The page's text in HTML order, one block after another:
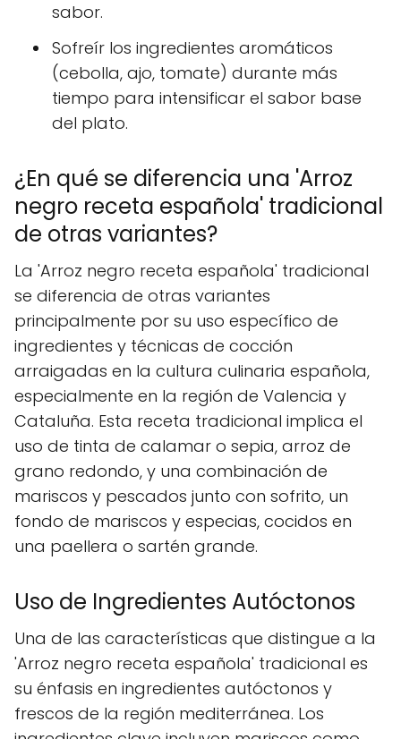
sabor.
Sofreír los ingredientes aromáticos
(cebolla, ajo, tomate) durante más
tiempo para intensificar el sabor base
del plato.
¿En qué se diferencia una 'Arroz
negro receta española' tradicional
de otras variantes?
La 'Arroz negro receta española' tradicional
se diferencia de otras variantes
principalmente por su uso específico de
ingredientes y técnicas de cocción
arraigadas en la cultura culinaria española,
especialmente en la región de Valencia y
Cataluña. Esta receta tradicional implica el
uso de tinta de calamar o sepia, arroz de
grano redondo, y una combinación de
mariscos y pescados junto con sofrito, un
fondo de mariscos y especias, cocidos en
una paellera o sartén grande.
Uso de Ingredientes Autóctonos
Una de las características que distingue a la
'Arroz negro receta española' tradicional es
su énfasis en ingredientes autóctonos y
frescos de la región mediterránea. Los